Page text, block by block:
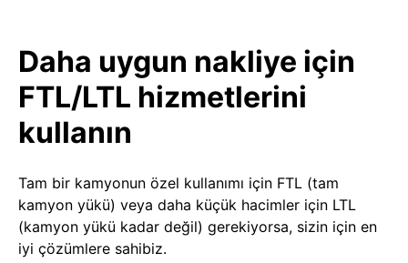
Daha uygun nakliye için
FTL/LTL hizmetlerini
kullanın
Tam bir kamyonun özel kullanımı için FTL (tam
kamyon yükü) veya daha küçük hacimler için LTL
(kamyon yükü kadar değil) gerekiyorsa, sizin için en
iyi çözümlere sahibiz.